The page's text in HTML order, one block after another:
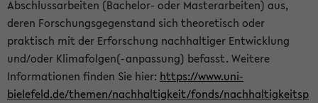
Abschlussarbeiten (Bachelor- oder Masterarbeiten) aus,
deren Forschungsgegenstand sich theoretisch oder
praktisch mit der Erforschung nachhaltiger Entwicklung
und/oder Klimafolgen(-anpassung) befasst. Weitere
Informationen finden Sie hier: https://www.uni-
bielefeld.de/themen/nachhaltigkeit/fonds/nachhaltigkeitsp